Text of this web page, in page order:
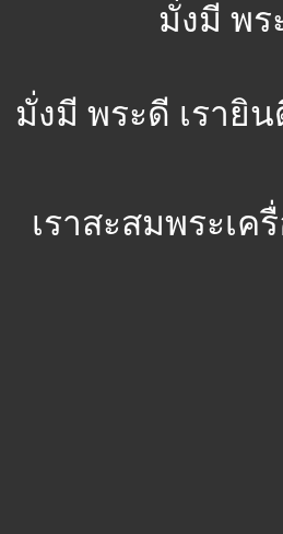
มั่งมี พร
มั่งมี พระดี เรายิ
เราสะสมพระเ